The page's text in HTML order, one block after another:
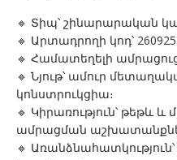
🔹 Տիպ՝ շինարարական
🔹 Արտադրողի կոդ՝
🔹 Համատեղելի
🔹 Նյութ՝ ամուր
կոնստրուկցիա։
🔹 Կիրառություն՝ թեթև և
ամրացման
🔹